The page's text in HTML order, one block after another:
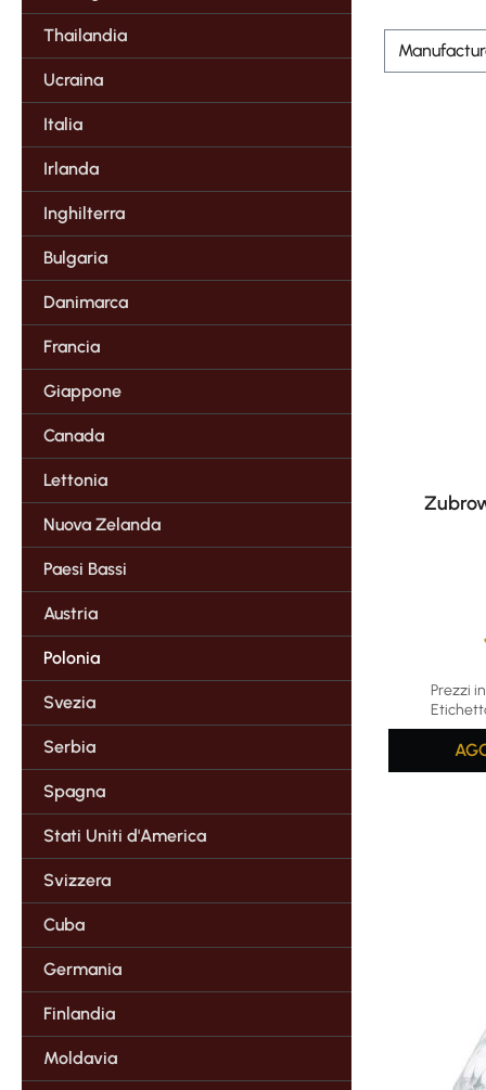
Thailandia
Ucraina
Italia
Irlanda
Inghilterra
Bulgaria
Danimarca
Francia
Giappone
Canada
Lettonia
Nuova Zelanda
Paesi Bassi
Austria
Polonia
Svezia
Serbia
Spagna
Stati Uniti d'America
Svizzera
Cuba
Germania
Finlandia
Moldavia
Prezzi